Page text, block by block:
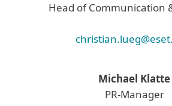
Head of Communication
Michael Klatte
PR-Manager